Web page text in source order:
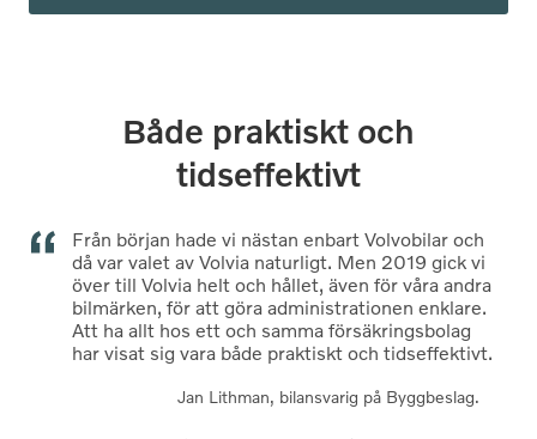
Både praktiskt och
tidseffektivt
Från början hade vi nästan enbart Volvobilar och
då var valet av Volvia naturligt. Men 2019 gick vi
över till Volvia helt och hållet, även för våra andra
bilmärken, för att göra administrationen enklare.
Att ha allt hos ett och samma försäkringsbolag
har visat sig vara både praktiskt och tidseffektivt.
Jan Lithman, bilansvarig på Byggbeslag.